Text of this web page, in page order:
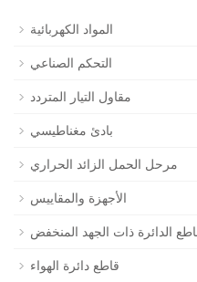
المواد الكهربائية
التحكم الصناعي
مقاول التيار المتردد
بادئ مغناطيسي
مرحل الحمل الزائد الحراري
الأجهزة والمقاييس
الدائرة ذات الجهد المنخفض
قاطع دائرة الهواء